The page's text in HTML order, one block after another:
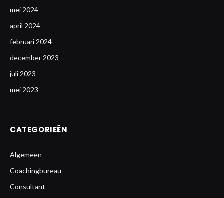
mei 2024
april 2024
februari 2024
december 2023
juli 2023
mei 2023
CATEGORIEËN
Algemeen
Coachingbureau
Consultant